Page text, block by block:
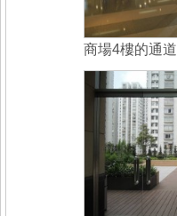
商場4樓的通道